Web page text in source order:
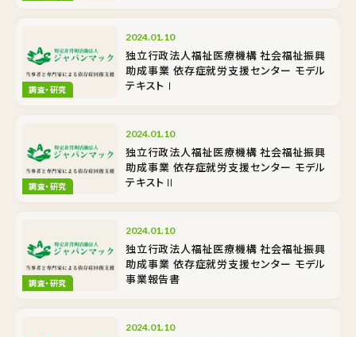
調査・研究
2024.01.10
独立行政法人福祉医療機構 社会福祉振興
助成事業 依存症就労支援センター モデル
テキストⅠ
調査・研究
2024.01.10
独立行政法人福祉医療機構 社会福祉振興
助成事業 依存症就労支援センター モデル
テキストⅡ
調査・研究
2024.01.10
独立行政法人福祉医療機構 社会福祉振興
助成事業 依存症就労支援センター モデル
事業報告書
2024.01.10